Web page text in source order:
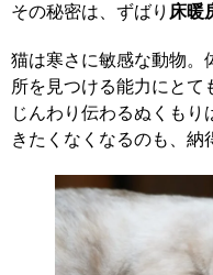
その秘密は、ずばり 床暖
猫は寒さに敏感な動物。
所を見つける能力にとて
じんわり伝わるぬくも
きたくなくなるのも、納